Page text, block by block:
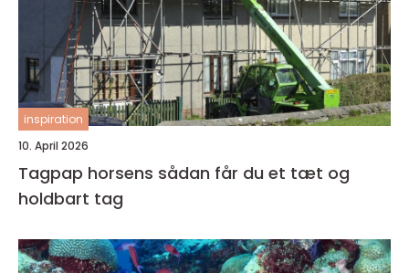
inspiration
10. April 2026
Tagpap horsens sådan får du et tæt og
holdbart tag